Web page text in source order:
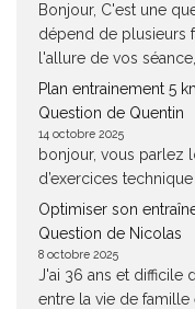
Bonjour, C'est une
dépend de plusieurs
l'allure de vos
Plan entrainement 5
Question de Quentin
14 octobre 2025
bonjour, vous parlez
d’exercices
Optimiser son
Question de Nicolas
8 octobre 2025
J'ai 36 ans et difficile
entre la vie de famille